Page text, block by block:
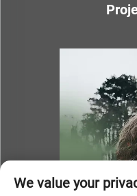
We value your